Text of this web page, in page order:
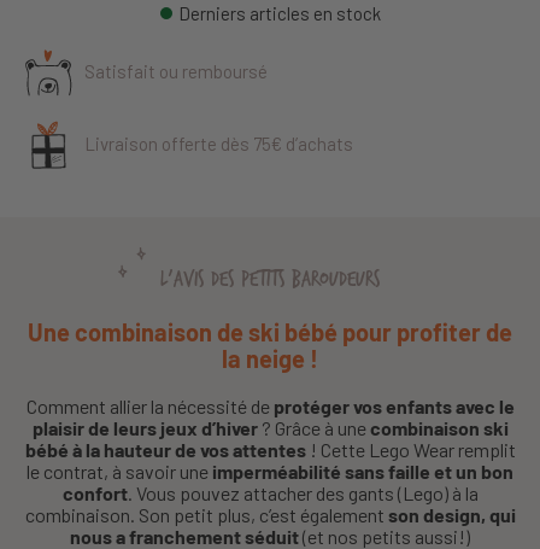
Derniers articles en stock
Satisfait ou remboursé
Livraison offerte dès 75€ d’achats
L'AVIS DES PETITS BAROUDEURS
Une combinaison de ski bébé pour profiter de
la neige !
Comment allier la nécessité de protéger vos enfants avec le
plaisir de leurs jeux d’hiver? Grâce à unecombinaison ski
bébé à la hauteur de vos attentes! Cette Lego Wear remplit
le contrat, à savoir une imperméabilité sans faille et un bon
confort. Vous pouvez attacher des gants (Lego) à la
combinaison. Son petit plus, c’est également son design, qui
nous a franchement séduit(et nos petits aussi!)